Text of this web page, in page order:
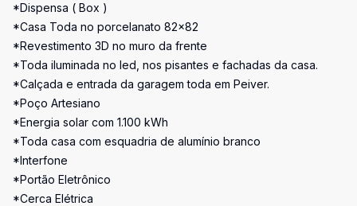
*Dispensa ( Box )
*Casa Toda no porcelanato 82x82
*Revestimento 3D no muro da frente
*Toda iluminada no led, nos pisantes e fachadas da casa.
*Calçada e entrada da garagem toda em Peiver.
*Poço Artesiano
*Energia solar com 1.100 kWh
*Toda casa com esquadria de alumínio branco
*Interfone
*Portão Eletrônico
*Cerca Elétrica